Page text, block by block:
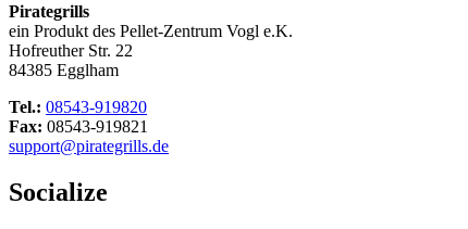
Pirategrills
ein Produkt des Pellet-Zentrum Vogl e.K.
Hofreuther Str. 22
84385 Egglham
Tel.: 08543-919820
Fax: 08543-919821
support@pirategrills.de
Socialize